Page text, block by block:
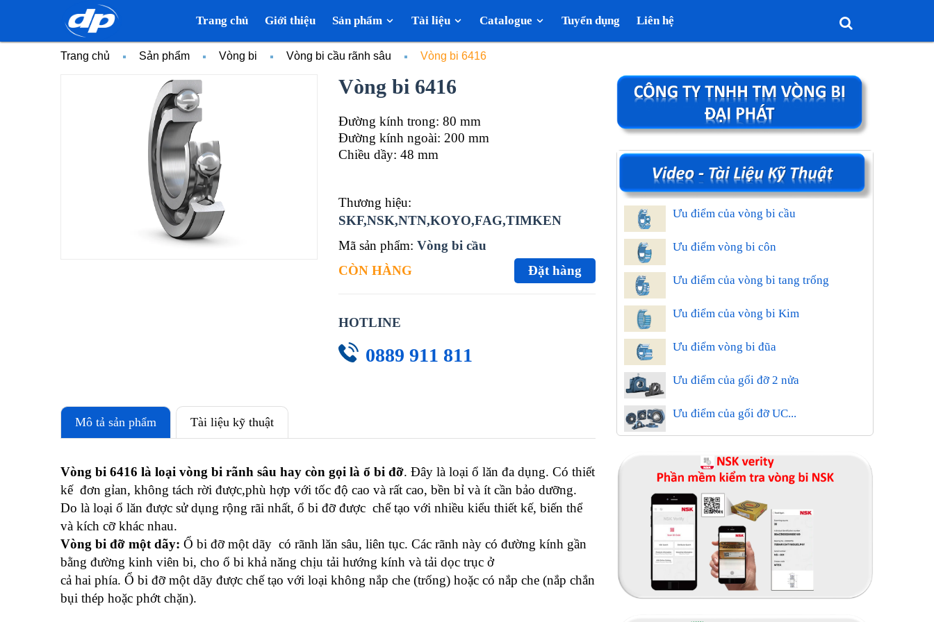
Trang chủ Giới thiệu Sản phẩm Tài liệu Catalogue Tuyển dụng Liên hệ
Trang chủ Sản phẩm Vòng bi Vòng bi cầu rãnh sâu Vòng bi 6416
Vòng bi 6416
Đường kính trong: 80 mm
Đường kính ngoài: 200 mm
Chiều dầy: 48 mm
Thương hiệu:
SKF,NSK,NTN,KOYO,FAG,TIMKEN
Mã sản phẩm: Vòng bi cầu
CÒN HÀNG
Đặt hàng
HOTLINE
0889 911 811
Mô tả sản phẩm Tài liệu kỹ thuật
Vòng bi 6416 là loại vòng bi rãnh sâu hay còn gọi là ổ bi đỡ. Đây là loại ổ lăn đa dụng. Có thiết
kế đơn gỉan, không tách rời được,phù hợp với tốc độ cao và rất cao, bền bỉ và ít cần bảo dưỡng.
Do là loại ổ lăn được sử dụng rộng rãi nhất, ổ bi đỡ được chế tạo với nhiều kiểu thiết kế, biến thể
và kích cỡ khác nhau.
Vòng bi đỡ một dãy: Ổ bi đỡ một dãy có rãnh lăn sâu, liên tục. Các rãnh này có đường kính gần
bằng đường kinh viên bi, cho ổ bi khả năng chịu tải hướng kính và tải dọc trục ở
cả hai phía. Ổ bi đỡ một dãy được chế tạo với loại không nắp che (trống) hoặc có nắp che (nắp chắn
bụi thép hoặc phớt chặn).
Ưu điểm của vòng bi cầu
Ưu điểm vòng bi côn
Ưu điểm của vòng bi tang trống
Ưu điểm của vòng bi Kim
Ưu điểm vòng bi đũa
Ưu điểm của gối đỡ 2 nửa
Ưu điểm của gối đỡ UC...